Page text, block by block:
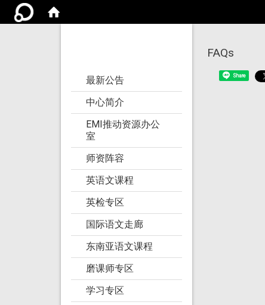
最新公告
中心简介
EMI推动资源办公
室
师资阵容
英语文课程
英检专区
国际语文走廊
东南亚语文课程
磨课师专区
学习专区
FAQs
Share